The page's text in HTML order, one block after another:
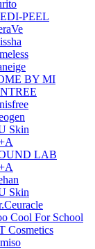
PEEL
BY MI
Skin
LAB
Skin
Cool For School
Cosmetics